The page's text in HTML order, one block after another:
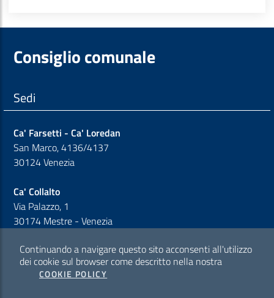
Consiglio comunale
Sedi
Ca' Farsetti - Ca' Loredan
San Marco, 4136/4137
30124 Venezia
Ca' Collalto
Via Palazzo, 1
30174 Mestre - Venezia
Sezione Link Policy
Cookie policy
Continuando a navigare questo sito acconsenti all'utilizzo
dei cookie sul browser come descritto nella nostra
COOKIE POLICY